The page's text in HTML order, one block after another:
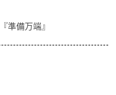
準備万端』